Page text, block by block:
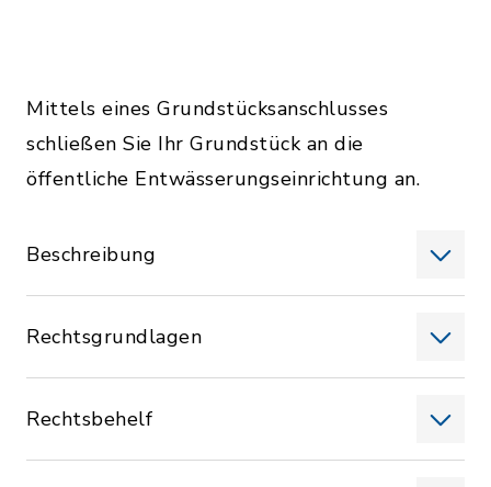
Mittels eines Grundstücksanschlusses
schließen Sie Ihr Grundstück an die
öffentliche Entwässerungseinrichtung an.
Beschreibung
Rechtsgrundlagen
Rechtsbehelf